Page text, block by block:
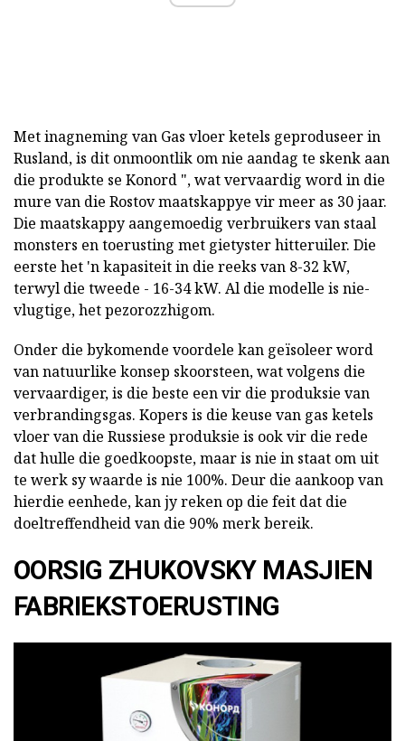
Met inagneming van Gas vloer ketels geproduseer in
Rusland, is dit onmoontlik om nie aandag te skenk aan
die produkte se Konord ", wat vervaardig word in die
mure van die Rostov maatskappye vir meer as 30 jaar.
Die maatskappy aangemoedig verbruikers van staal
monsters en toerusting met gietyster hitteruiler. Die
eerste het 'n kapasiteit in die reeks van 8-32 kW,
terwyl die tweede - 16-34 kW. Al die modelle is nie-
vlugtige, het pezorozzhigom.
Onder die bykomende voordele kan geïsoleer word
van natuurlike konsep skoorsteen, wat volgens die
vervaardiger, is die beste een vir die produksie van
verbrandingsgas. Kopers is die keuse van gas ketels
vloer van die Russiese produksie is ook vir die rede
dat hulle die goedkoopste, maar is nie in staat om uit
te werk sy waarde is nie 100%. Deur die aankoop van
hierdie eenhede, kan jy reken op die feit dat die
doeltreffendheid van die 90% merk bereik.
OORSIG ZHUKOVSKY MASJIEN
FABRIEKSTOERUSTING